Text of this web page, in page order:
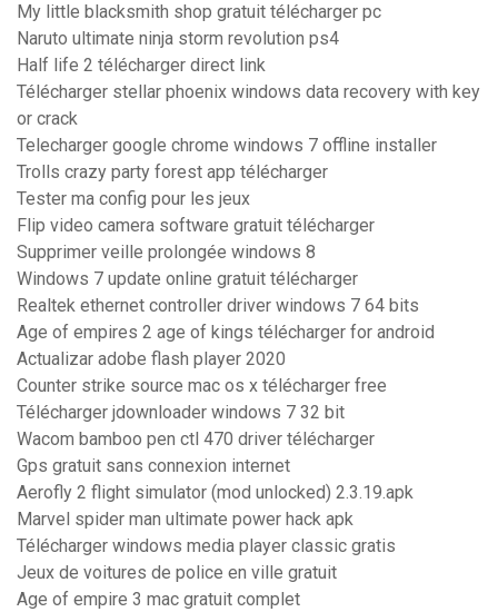
My little blacksmith shop gratuit télécharger pc
Naruto ultimate ninja storm revolution ps4
Half life 2 télécharger direct link
Télécharger stellar phoenix windows data recovery with key
or crack
Telecharger google chrome windows 7 offline installer
Trolls crazy party forest app télécharger
Tester ma config pour les jeux
Flip video camera software gratuit télécharger
Supprimer veille prolongée windows 8
Windows 7 update online gratuit télécharger
Realtek ethernet controller driver windows 7 64 bits
Age of empires 2 age of kings télécharger for android
Actualizar adobe flash player 2020
Counter strike source mac os x télécharger free
Télécharger jdownloader windows 7 32 bit
Wacom bamboo pen ctl 470 driver télécharger
Gps gratuit sans connexion internet
Aerofly 2 flight simulator (mod unlocked) 2.3.19.apk
Marvel spider man ultimate power hack apk
Télécharger windows media player classic gratis
Jeux de voitures de police en ville gratuit
Age of empire 3 mac gratuit complet